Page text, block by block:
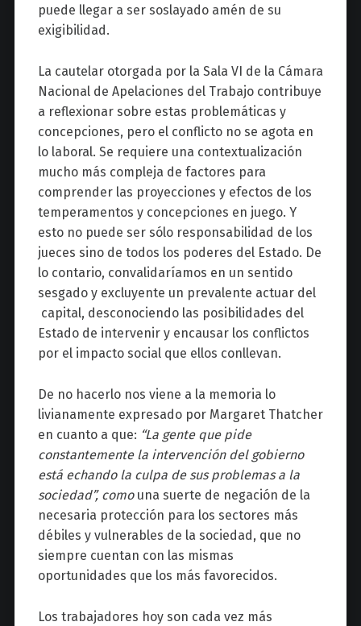
puede llegar a ser soslayado amén de su
exigibilidad.
La cautelar otorgada por la Sala VI de la Cámara
Nacional de Apelaciones del Trabajo contribuye
a reflexionar sobre estas problemáticas y
concepciones, pero el conflicto no se agota en
lo laboral. Se requiere una contextualización
mucho más compleja de factores para
comprender las proyecciones y efectos de los
temperamentos y concepciones en juego. Y
esto no puede ser sólo responsabilidad de los
jueces sino de todos los poderes del Estado. De
lo contario, convalidaríamos en un sentido
sesgado y excluyente un prevalente actuar del
capital, desconociendo las posibilidades del
Estado de intervenir y encausar los conflictos
por el impacto social que ellos conllevan.
De no hacerlo nos viene a la memoria lo
livianamente expresado por Margaret Thatcher
en cuanto a que: “La gente que pide
constantemente la intervención del gobierno
está echando la culpa de sus problemas a la
sociedad”, como una suerte de negación de la
necesaria protección para los sectores más
débiles y vulnerables de la sociedad, que no
siempre cuentan con las mismas
oportunidades que los más favorecidos.
Los trabajadores hoy son cada vez más